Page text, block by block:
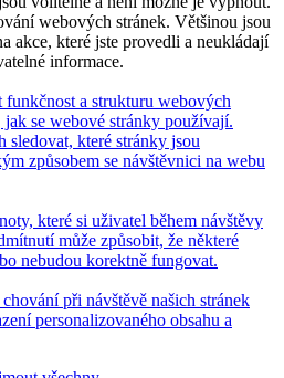
webových stránek. Většinou jsou
akce, které jste provedli a neukládají
informace.
funkčnost a strukturu webových
jak se webové stránky používají.
sledovat, které stránky jsou
způsobem se návštěvnici na webu
které si uživatel během návštěvy
může způsobit, že některé
nebudou korektně fungovat.
při návštěvě našich stránek
personalizovaného obsahu a